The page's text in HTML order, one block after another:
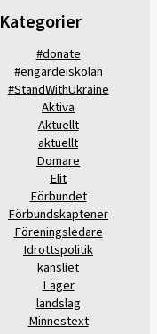
Kategorier
#donate
#engardeiskolan
#StandWithUkraine
Aktiva
Aktuellt
aktuellt
Domare
Elit
Förbundet
Förbundskaptener
Föreningsledare
Idrottspolitik
kansliet
Läger
landslag
Minnestext